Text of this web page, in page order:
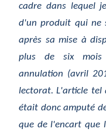
cadre dans lequel
d'un produit qui ne
après sa mise à
plus de six mois
annulation (avril
lectorat. L'article
était donc amputé
que de l'encart que